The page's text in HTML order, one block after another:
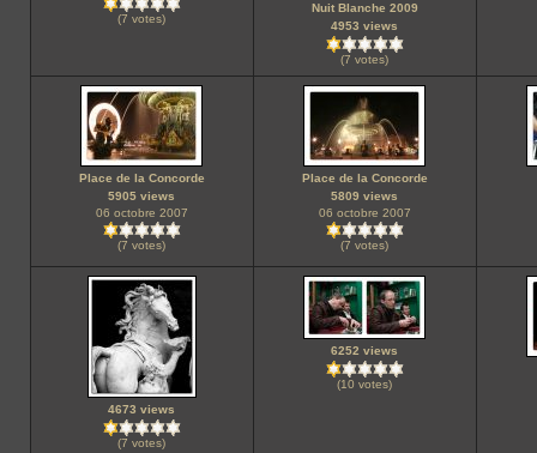
(7 votes)
Nuit Blanche 2009
4953 views
(7 votes)
Place de la Concorde
5905 views
06 octobre 2007
(7 votes)
Place de la Concorde
5809 views
06 octobre 2007
(7 votes)
4673 views
(7 votes)
6252 views
(10 votes)